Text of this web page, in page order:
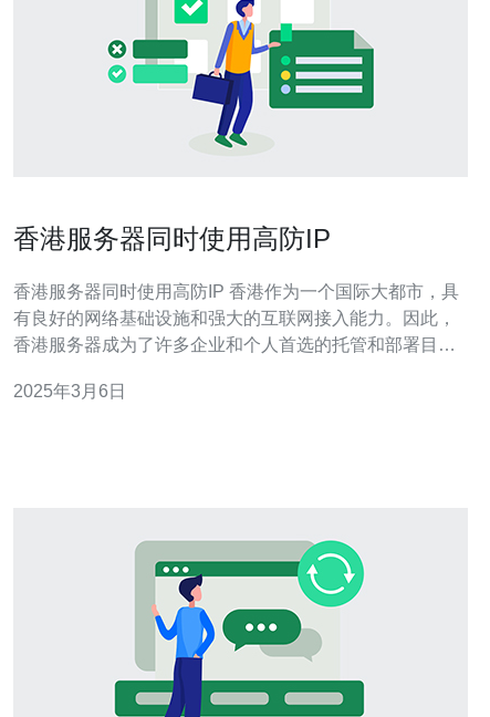
香港服务器同时使用高防IP
香港服务器同时使用高防IP 香港作为一个国际大都市，具
有良好的网络基础设施和强大的互联网接入能力。因此，
香港服务器成为了许多企业和个人首选的托管和部署目的
DDoS攻击的能力变得尤为重要。高防IP是一种专门设计用
2025年3月6日